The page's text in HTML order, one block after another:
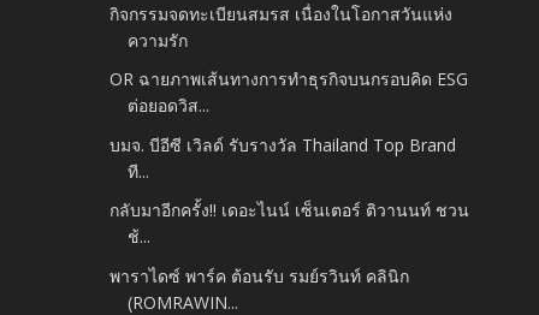
กิจกรรมจดทะเบียนสมรส เนื่องในโอกาสวันแห่ง
ความรัก
OR ฉายภาพเส้นทางการทำธุรกิจบนกรอบคิด ESG
ต่อยอดวิส...
บมจ. บีอีซี เวิลด์ รับรางวัล Thailand Top Brand
ที...
กลับมาอีกครั้ง!! เดอะไนน์ เซ็นเตอร์ ติวานนท์ ชวน
ช้...
พาราไดซ์ พาร์ค ต้อนรับ รมย์รวินท์ คลินิก
(ROMRAWIN...